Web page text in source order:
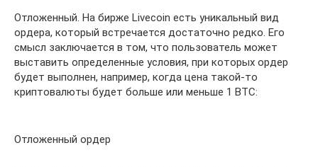
Отложенный. На бирже Livecoin есть уникальный вид
ордера, который встречается достаточно редко. Его
смысл заключается в том, что пользователь может
выставить определенные условия, при которых ордер
будет выполнен, например, когда цена такой-то
криптовалюты будет больше или меньше 1 BTC:
Отложенный ордер